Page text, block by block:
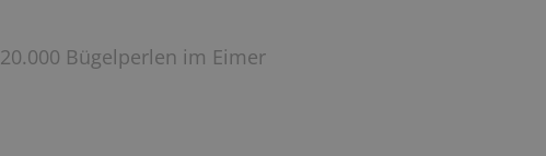
20.000 Bügelperlen im Eimer